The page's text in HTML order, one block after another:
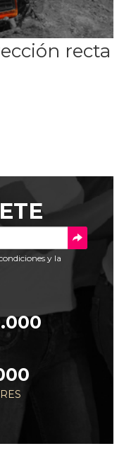
recta
y la